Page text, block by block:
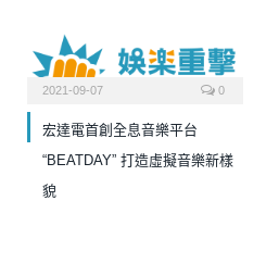
2021-09-07 0
宏達電首創全息音樂平台
“BEATDAY” 打造虛擬音樂新樣
貌